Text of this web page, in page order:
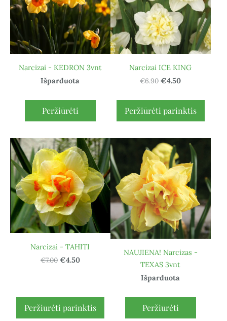
Narcizai - KEDRON 3vnt
Išparduota
Peržiūrėti
Narcizai ICE KING
€6.90 €4.50
Peržiūrėti parinktis
Narcizai - TAHITI
€7.00 €4.50
Peržiūrėti parinktis
NAUJIENA! Narcizas -
TEXAS 3vnt
Išparduota
Peržiūrėti